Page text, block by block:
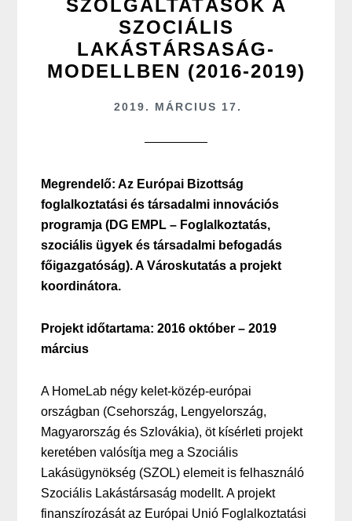
SZOLGÁLTATÁSOK A
SZOCIÁLIS
LAKÁSTÁRSASÁG-
MODELLBEN (2016-2019)
2019. MÁRCIUS 17.
Megrendelő: Az Európai Bizottság
foglalkoztatási és társadalmi innovációs
programja (DG EMPL – Foglalkoztatás,
szociális ügyek és társadalmi befogadás
főigazgatóság). A Városkutatás a projekt
koordinátora.
Projekt időtartama: 2016 október – 2019
március
A HomeLab négy kelet-közép-európai
országban (Csehország, Lengyelország,
Magyarország és Szlovákia), öt kísérleti projekt
keretében valósítja meg a Szociális
Lakásügynökség (SZOL) elemeit is felhasználó
Szociális Lakástársaság modellt. A projekt
finanszírozását az Európai Unió Foglalkoztatási